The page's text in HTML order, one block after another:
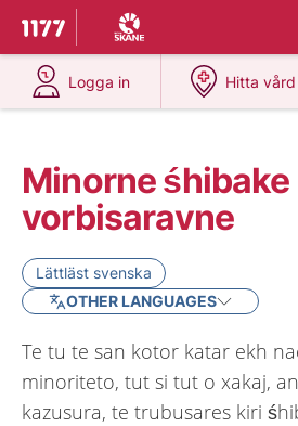
To start page for 1177
Du har valt region
Logga in
at 1177.se
Hitta vård
at
Minorne śhibake
vorbisaravne
Lättläst svenska
OTHER LANGUAGES
Te tu te san kotor katar ekh
minoriteto, tut si tut o xakaj,
kazusura, te trubusares kiri